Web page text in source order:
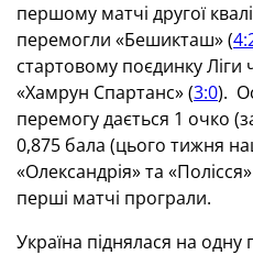
першому матчі другої
перемогли «Бешикташ» (
стартовому поєдинку Ліги
«Хамрун Спартанс» (3:0).
перемогу дається 1 очко
0,875 бала (цього тижня
«Олександрія» та
перші матчі програли.
Україна піднялася на одну